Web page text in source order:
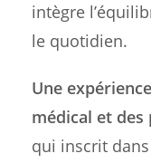
intègre
le quotidien.
Une
médical et
qui inscrit